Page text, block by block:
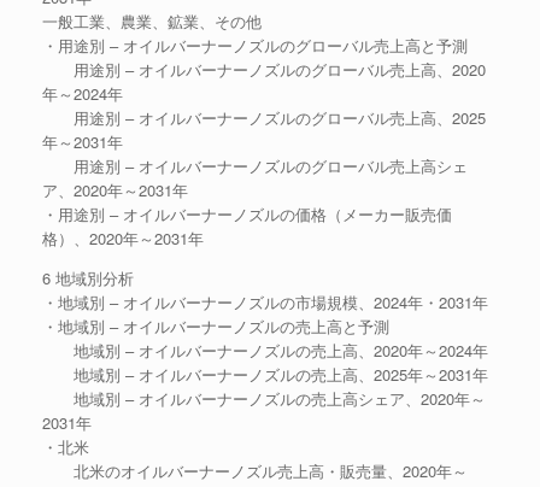
一般工業、農業、鉱業、その他
・用途別 – オイルバーナーノズルのグローバル売上高と予測
用途別 – オイルバーナーノズルのグローバル売上高、2020
年～2024年
用途別 – オイルバーナーノズルのグローバル売上高、2025
年～2031年
用途別 – オイルバーナーノズルのグローバル売上高シェ
ア、2020年～2031年
・用途別 – オイルバーナーノズルの価格（メーカー販売価
格）、2020年～2031年
6 地域別分析
・地域別 – オイルバーナーノズルの市場規模、2024年・2031年
・地域別 – オイルバーナーノズルの売上高と予測
地域別 – オイルバーナーノズルの売上高、2020年～2024年
地域別 – オイルバーナーノズルの売上高、2025年～2031年
地域別 – オイルバーナーノズルの売上高シェア、2020年～
2031年
・北米
北米のオイルバーナーノズル売上高・販売量、2020年～